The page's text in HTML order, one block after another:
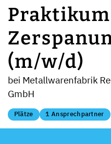
(m/w/d)
bei Metallwarenfabrik
GmbH
Plätze 1 Ansprechpartner